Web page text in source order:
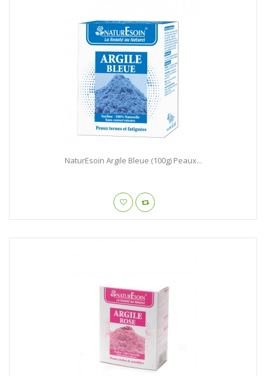
NaturEsoin Argile Bleue (100g) Peaux...